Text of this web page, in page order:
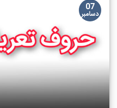
07
دسامبر